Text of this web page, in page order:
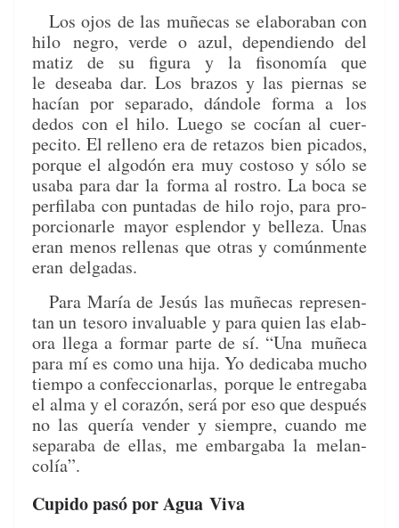
Los ojos de las muñe­cas se elab­ora­ban con
hilo negro, verde o azul, depen­di­en­do del
matiz de su figu­ra y la fisonomía que
ledesea­ba dar. Los bra­zos y las pier­nas se
hacían por sep­a­ra­do, dán­dole for­ma a los
dedos con el hilo. Luego se cocían al cuer­
pecito. El rel­leno era de reta­zosbien pic­a­dos,
porque el algo­dón era muy cos­toso y sólo se
usa­ba para dar la for­ma al ros­tro. La boca se
per­fi­l­a­ba con pun­tadas de hilo rojo, para pro­
por­cionarle may­or esplen­dor y belleza. Unas
eran menos rel­lenas que otras y común­mente
eran del­gadas.
Para María de Jesús las muñe­cas rep­re­sen­
tan untesoro invalu­able y para quien las elab­
o­ra lle­ga a for­mar parte de sí. “Una muñe­ca
para mí es como una hija. Yo ded­i­ca­ba mucho
tiem­po a con­fec­cionarlas, porque le entre­ga­ba
el alma y el corazón, será por eso que después
no las quería vender y siem­pre, cuan­do me
sep­a­ra­ba de ellas, me embar­ga­ba la melan­
colía”.
Cupido pasó por Agua Viva